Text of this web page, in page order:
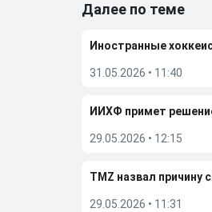
Далее по теме
Иностранные
31.05.2026 • 11:40
ИИХФ примет
29.05.2026 • 12:15
TMZ назвал
29.05.2026 • 11:31